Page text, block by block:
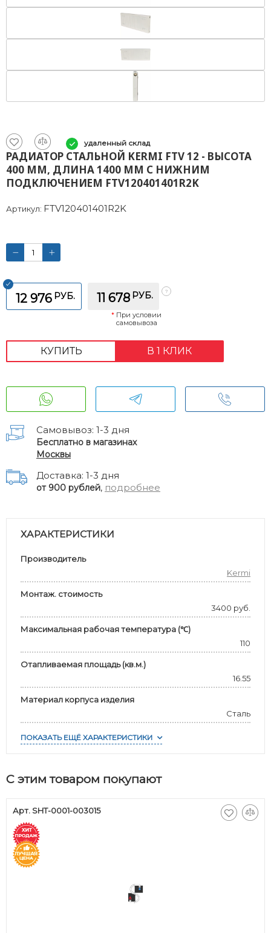
удаленный склад
РАДИАТОР СТАЛЬНОЙ KERMI FTV 12 - ВЫСОТА
400 ММ, ДЛИНА 1400 ММ С НИЖНИМ
ПОДКЛЮЧЕНИЕМ FTV120401401R2K
Артикул: FTV120401401R2K
12 976 РУБ. 11 678 РУБ.
* При условии
самовывоза
КУПИТЬ В 1 КЛИК
Самовывоз: 1-3 дня
Бесплатно в магазинах
Москвы
Доставка: 1-3 дня
от 900 рублей, подробнее
ХАРАКТЕРИСТИКИ
Производитель
Kermi
Монтаж. стоимость
3400 руб.
Максимальная рабочая температура (℃)
110
Отапливаемая площадь (кв.м.)
16.55
Материал корпуса изделия
Сталь
ПОКАЗАТЬ ЕЩЁ ХАРАКТЕРИСТИКИ
С этим товаром покупают
Арт. SHT-0001-003015